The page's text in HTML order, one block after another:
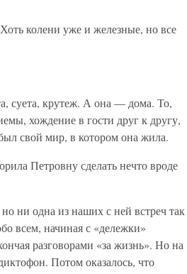
колени уже и железные, но все
суета, крутеж. А она — дома. То,
хождение в гости друг к другу,
свой мир, в котором она жила.
Петровну сделать нечто вроде
ни одна из наших с ней встреч так
всем, начиная с «дележки»
разговорами «за жизнь». Но на
Потом оказалось, что